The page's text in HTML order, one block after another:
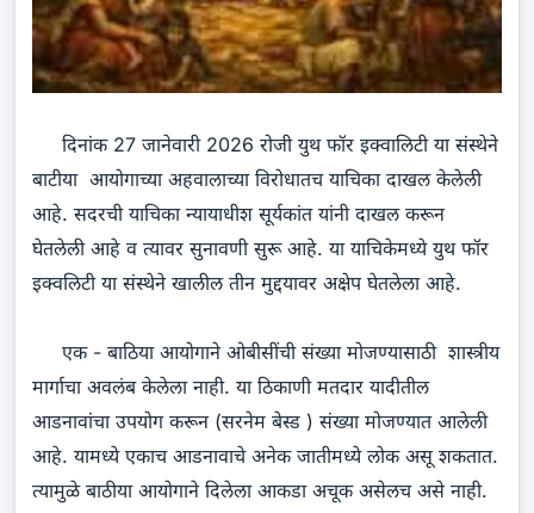
दिनांक 27 जानेवारी 2026 रोजी युथ फॉर इक्वालिटी या संस्थेने
बाटीया आयोगाच्या अहवालाच्या विरोधातच याचिका दाखल केलेली
आहे. सदरची याचिका न्यायाधीश सूर्यकांत यांनी दाखल करून
घेतलेली आहे व त्यावर सुनावणी सुरू आहे. या याचिकेमध्ये युथ फॉर
इक्वलिटी या संस्थेने खालील तीन मुद्दयावर अक्षेप घेतलेला आहे.
एक - बाठिया आयोगाने ओबीसींची संख्या मोजण्यासाठी शास्त्रीय
मार्गाचा अवलंब केलेला नाही. या ठिकाणी मतदार यादीतील
आडनावांचा उपयोग करून (सरनेम बेस्ड ) संख्या मोजण्यात आलेली
आहे. यामध्ये एकाच आडनावाचे अनेक जातीमध्ये लोक असू शकतात.
त्यामुळे बाठीया आयोगाने दिलेला आकडा अचूक असेलच असे नाही.